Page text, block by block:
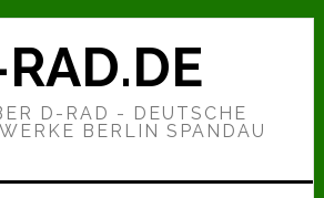
D-RAD - DEUTSCHE
BERLIN SPANDAU